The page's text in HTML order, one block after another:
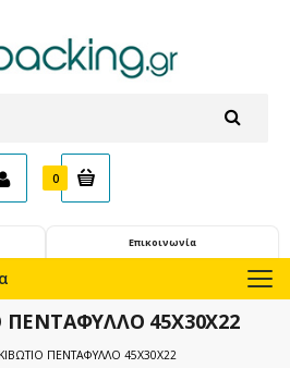
0
Επικοινωνία
45X30X22
ΠΕΝΤΑΦΥΛΛΟ 45X30X22